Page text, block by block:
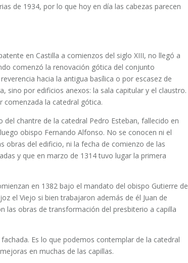
de 1934, por lo que hoy en día las cabezas parecen
en Castilla a comienzos del siglo XIII,​ no llegó a
comenzó la renovación gótica del conjunto
hacia la antigua basílica o por escasez de
sino por edificios anexos: la sala capitular y el claustro.
comenzada la catedral gótica.
chantre de la catedral Pedro Esteban, fallecido en
obispo Fernando Alfonso. No se conocen ni el
obras del edificio, ni la fecha de comienzo de las
y que en marzo de 1314 tuvo lugar la primera
en 1382 bajo el mandato del obispo Gutierre de
el Viejo si bien trabajaron además de él Juan de
las obras de transformación del presbiterio a capilla
Es lo que podemos contemplar de la catedral
en muchas de las capillas.